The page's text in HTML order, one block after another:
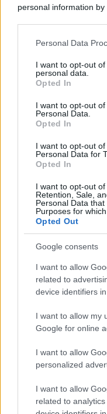
personal information by
This information may
disclose it to other
Please note that this
services and may
not limited to your visit
grant or deny consent
consent section.
Personal Data
I want to opt-out
personal data.
Opted In
I want to opt-out
Personal Data.
Opted In
I want to opt-out
Personal Data for
Opted In
I want to opt-out of
Retention, Sale,
Personal Data
Purposes for
Opted Out
Google consents
I want to allow
related to
device identifiers in
I want to allow my
Google for online
I want to allow
personalized
I want to allow
related to